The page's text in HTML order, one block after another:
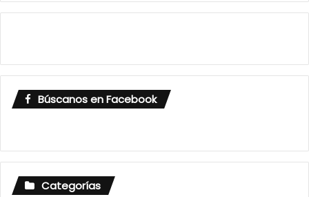
Búscanos en Facebook
Categorías